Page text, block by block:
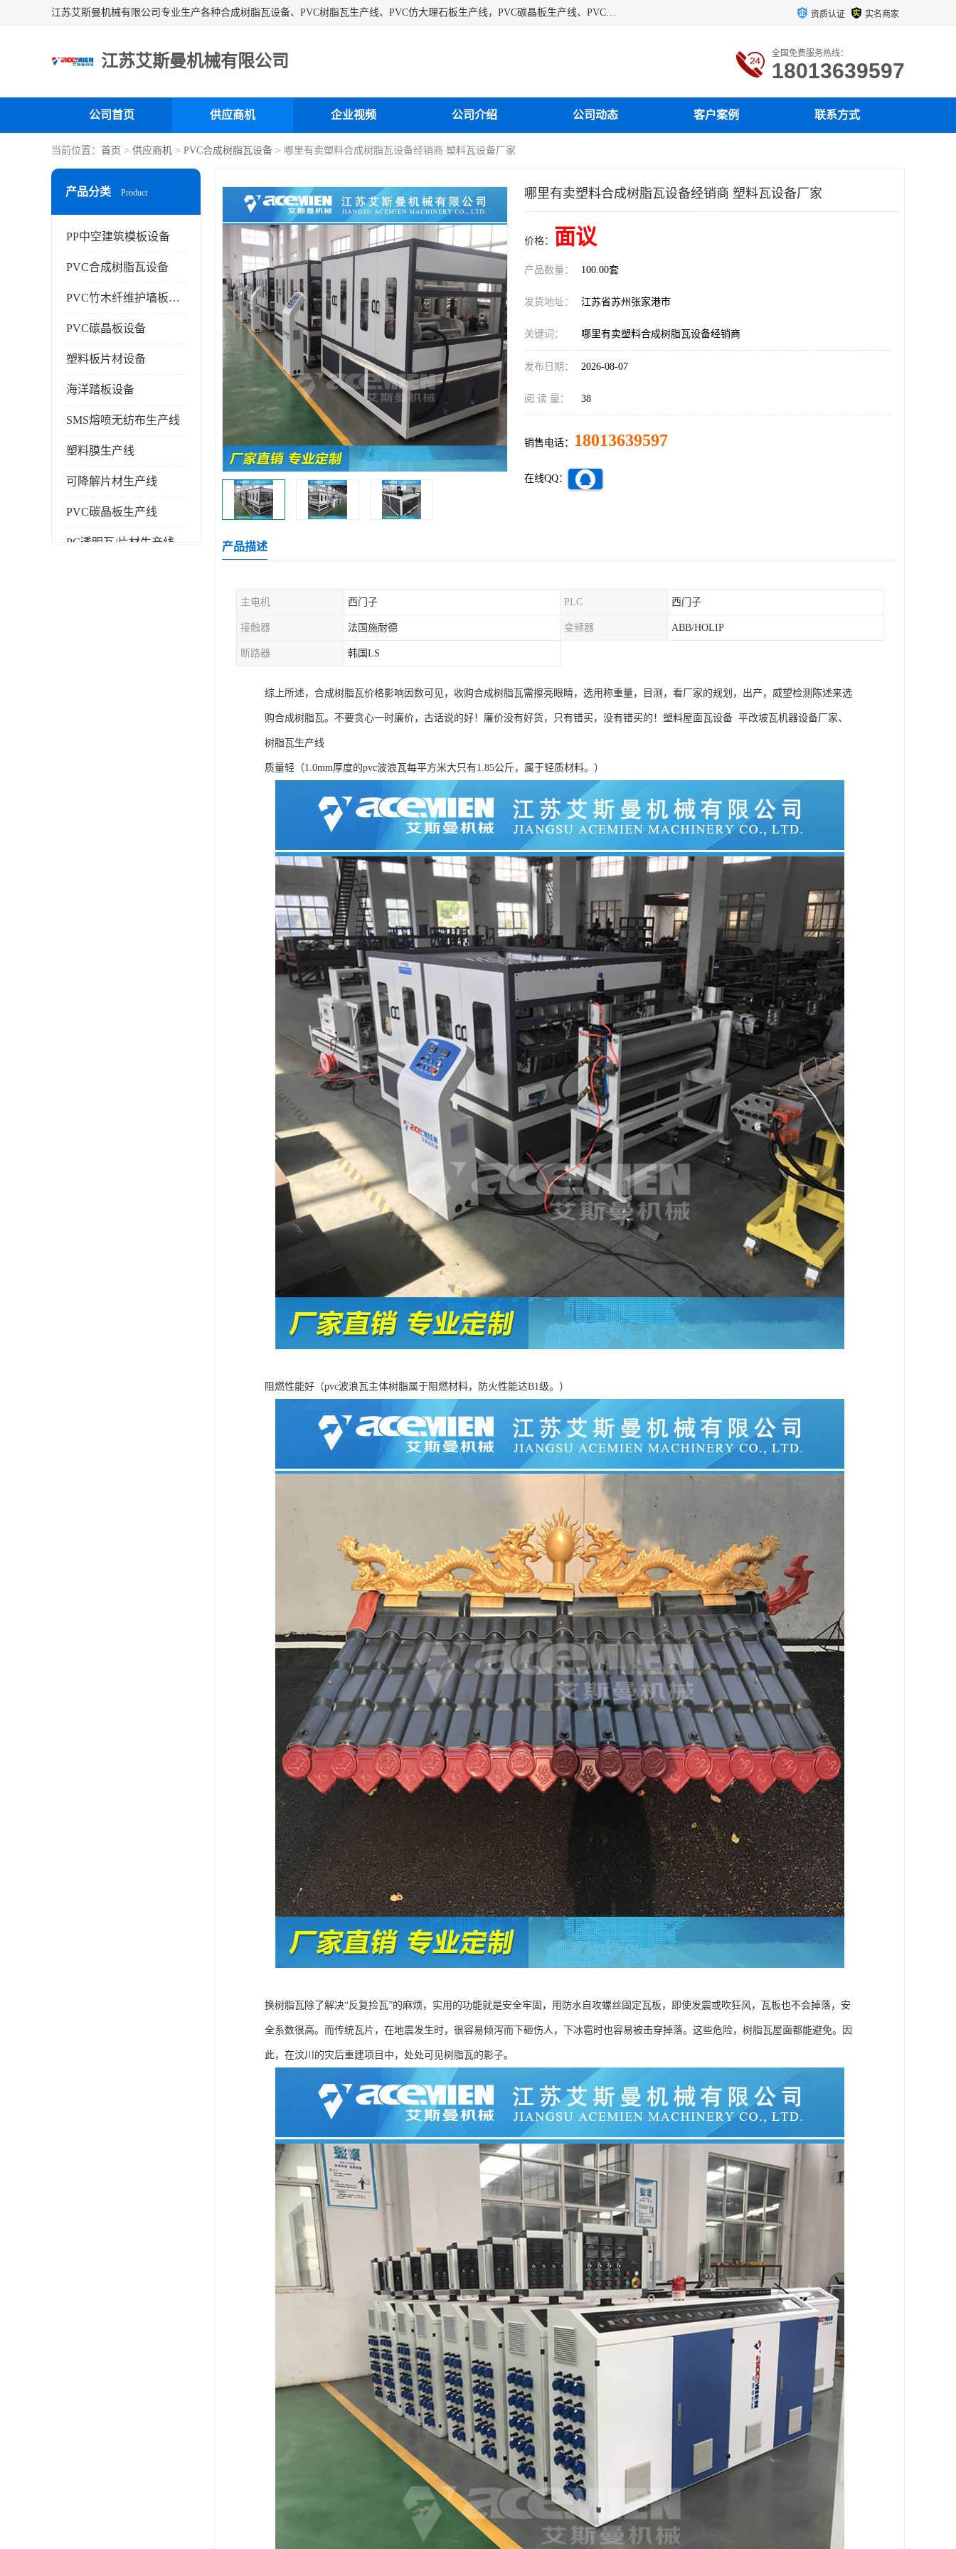
江苏艾斯曼机械有限公司专业生产各种合成树脂瓦设备、PVC树脂瓦生产线、PVC仿大理石板生产线，PVC碳晶板生产线、PVC护墙板生产线，PVC格栅板生产线、PVC扣板生产线、塑料建筑模板生产线。操作方便，性能稳定，价格合理，质量保障。 资质认证 实名商家
江苏艾斯曼机械有限公司 全国免费服务热线：
18013639597
公司首页 供应商机 企业视频 公司介绍 公司动态 客户案例 联系方式
当前位置： 首页 > 供应商机 > PVC合成树脂瓦设备 > 哪里有卖塑料合成树脂瓦设备经销商 塑料瓦设备厂家
产品分类 Product
PP中空建筑模板设备
PVC合成树脂瓦设备
PVC竹木纤维护墙板设备
PVC碳晶板设备
塑料板片材设备
海洋踏板设备
SMS熔喷无纺布生产线
塑料膜生产线
可降解片材生产线
PVC碳晶板生产线
PC透明瓦/片材生产线
哪里有卖塑料合成树脂瓦设备经销商 塑料瓦设备厂家
价格： 面议
产品数量： 100.00套
发货地址： 江苏省苏州张家港市
关键词： 哪里有卖塑料合成树脂瓦设备经销商
发布日期： 2026-08-07
阅 读 量： 38
销售电话： 18013639597
在线QQ：
产品描述
主电机 西门子 PLC 西门子
接触器 法国施耐德 变频器 ABB/HOLIP
断路器 韩国LS
综上所述，合成树脂瓦价格影响因数可见，收购合成树脂瓦需擦亮眼睛，选用称重量，目测，看厂家的规划，出产，威望检测陈述来选
购合成树脂瓦。不要贪心一时廉价，古话说的好！廉价没有好货，只有错买，没有错买的！塑料屋面瓦设备 平改坡瓦机器设备厂家、
树脂瓦生产线
质量轻（1.0mm厚度的pvc波浪瓦每平方米大只有1.85公斤，属于轻质材料。）
阻燃性能好（pvc波浪瓦主体树脂属于阻燃材料，防火性能达B1级。）
换树脂瓦除了解决“反复捡瓦”的麻烦，实用的功能就是安全牢固，用防水自攻螺丝固定瓦板，即使发震或吹狂风，瓦板也不会掉落，安
全系数很高。而传统瓦片，在地震发生时，很容易倾泻而下砸伤人，下冰雹时也容易被击穿掉落。这些危险，树脂瓦屋面都能避免。因
此，在汶川的灾后重建项目中，处处可见树脂瓦的影子。